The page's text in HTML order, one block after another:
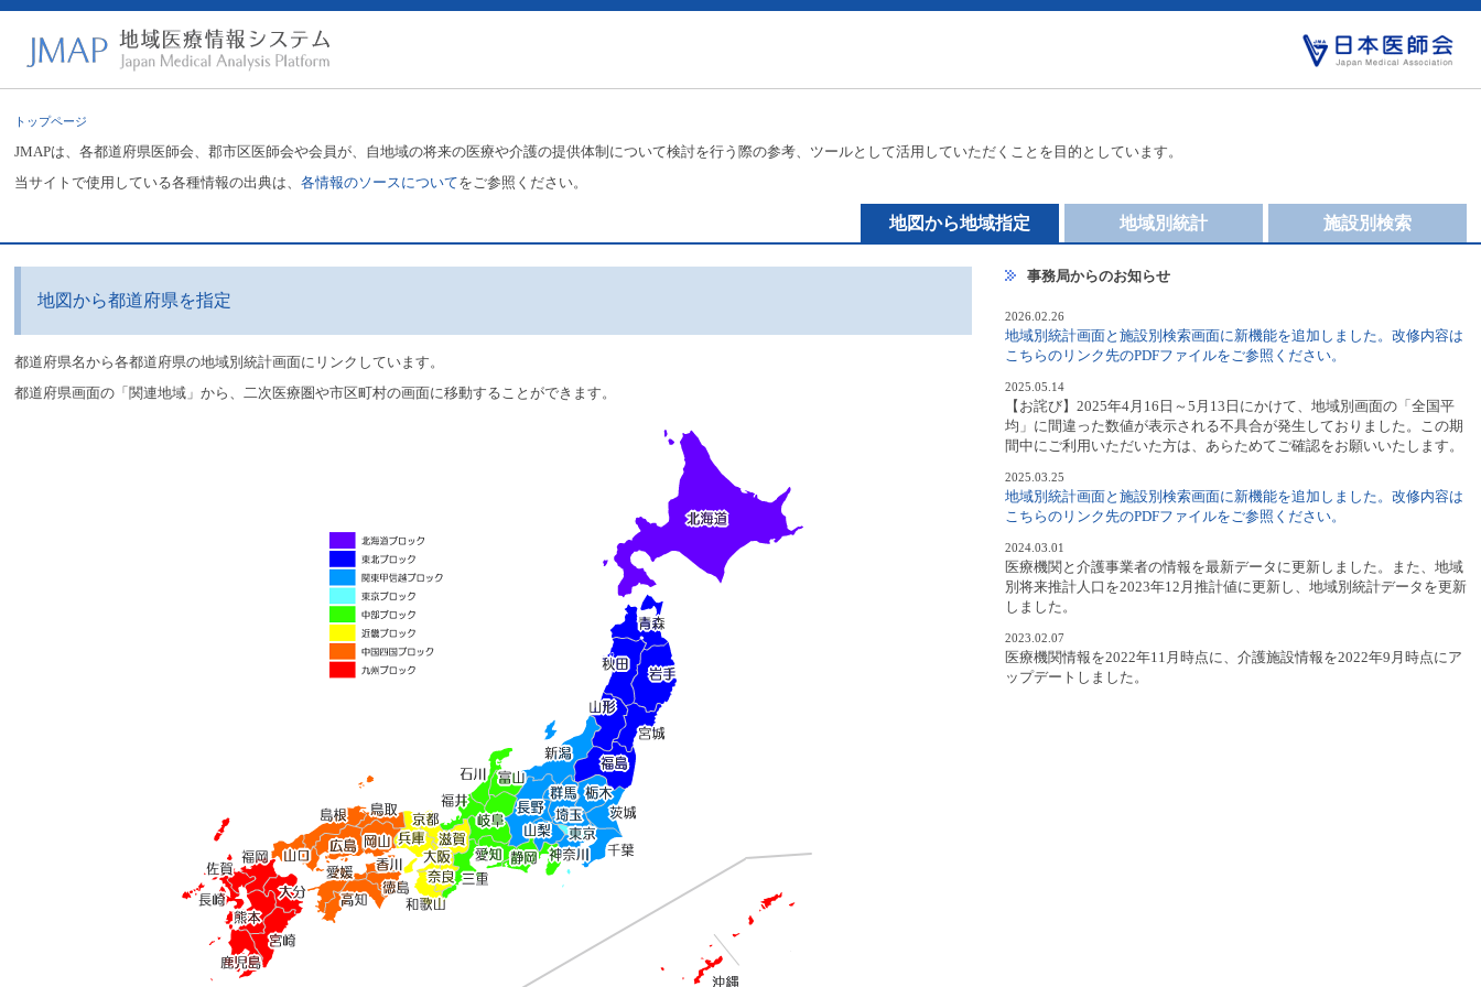
トップページ
JMAPは、各都道府県医師会、郡市区医師会や会員が、自地域の将来の医療や介護の提供体制について検討を行う際の参考、ツールとして活用していただくことを目的としています。
当サイトで使用している各種情報の出典は、各情報のソースについてをご参照ください。
施設別検索
地域別統計
地図から地域指定
地図から都道府県を指定
都道府県名から各都道府県の地域別統計画面にリンクしています。
都道府県画面の「関連地域」から、二次医療圏や市区町村の画面に移動することができます。
事務局からのお知らせ
2026.02.26
地域別統計画面と施設別検索画面に新機能を追加しました。改修内容は
こちらのリンク先のPDFファイルをご参照ください。
2025.05.14
【お詫び】2025年4月16日～5月13日にかけて、地域別画面の「全国平
均」に間違った数値が表示される不具合が発生しておりました。この期
間中にご利用いただいた方は、あらためてご確認をお願いいたします。
2025.03.25
地域別統計画面と施設別検索画面に新機能を追加しました。改修内容は
こちらのリンク先のPDFファイルをご参照ください。
2024.03.01
医療機関と介護事業者の情報を最新データに更新しました。また、地域
別将来推計人口を2023年12月推計値に更新し、地域別統計データを更新
しました。
2023.02.07
医療機関情報を2022年11月時点に、介護施設情報を2022年9月時点にア
ップデートしました。